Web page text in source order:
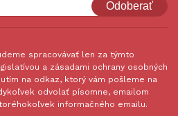
Odoberať
spracovávať len za týmto
a zásadami ochrany osobných
na odkaz, ktorý vám pošleme na
odvolať písomne, emailom
informačného emailu.